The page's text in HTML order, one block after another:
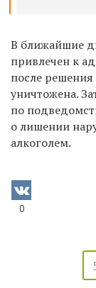
В ближайшие
привлечен к
после решения
уничтожена.
по
о лишении
алкоголем.
0